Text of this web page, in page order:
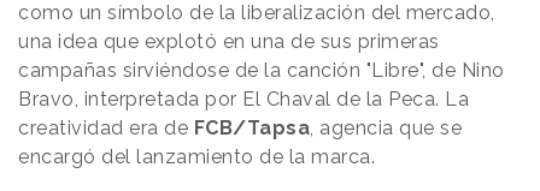
como un símbolo de la liberalización del mercado,
una idea que explotó en una de sus primeras
campañas sirviéndose de la canción "Libre", de Nino
Bravo, interpretada por El Chaval de la Peca. La
creatividad era de FCB/Tapsa, agencia que se
encargó del lanzamiento de la marca.